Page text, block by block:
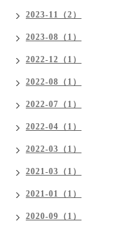
2023-11（2）
2023-08（1）
2022-12（1）
2022-08（1）
2022-07（1）
2022-04（1）
2022-03（1）
2021-03（1）
2021-01（1）
2020-09（1）